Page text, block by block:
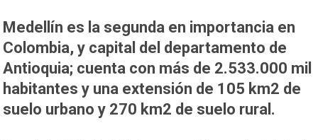
Medellín es la segunda en importancia en
Colombia, y capital del departamento de
Antioquia; cuenta con más de 2.533.000 mil
habitantes y una extensión de 105 km2 de
suelo urbano y 270 km2 de suelo rural.